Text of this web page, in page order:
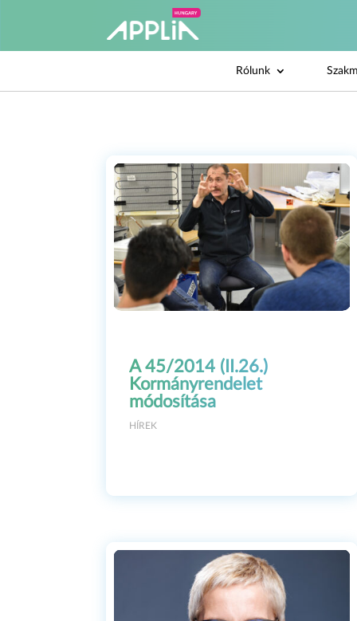
Rólunk
A 45/2014 (II.26.)
Kormányrendelet
módosítása
HÍREK
The
lead role, in